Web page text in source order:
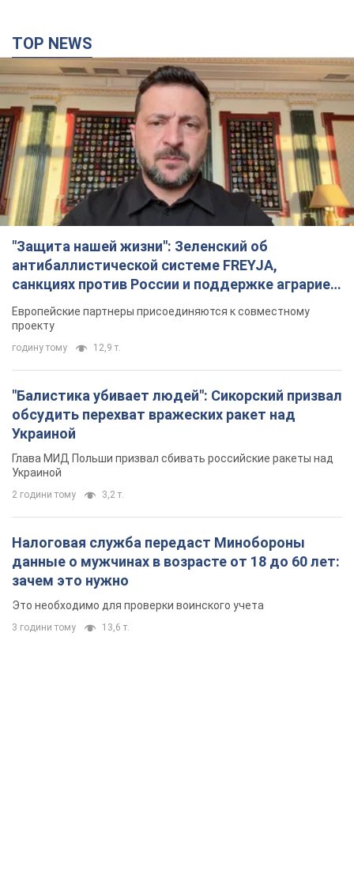
TOP NEWS
"Защита нашей жизни": Зеленский об
антибаллистической системе FREYJA,
санкциях против России и поддержке аграриев.
Видео
Европейские партнеры присоединяются к совместному
проекту
годину тому 12,9 т.
"Балистика убивает людей": Сикорский призвал
обсудить перехват вражеских ракет над
Украиной
Глава МИД Польши призвал сбивать российские ракеты над
Украиной
2 години тому 3,2 т.
Налоговая служба передаст Минобороны
данные о мужчинах в возрасте от 18 до 60 лет:
зачем это нужно
Это необходимо для проверки воинского учета
3 години тому 13,6 т.